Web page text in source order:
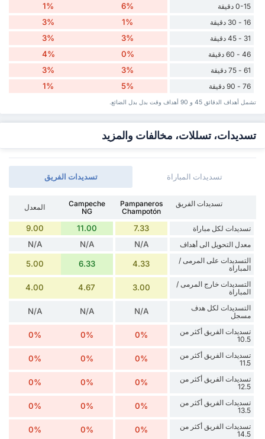
0-15 دقيقة 6%
1%
16 - 30 دقيقة 1%
3%
31 - 45 دقيقة 3%
3%
46 - 60 دقيقة 0%
4%
61 - 75 دقيقة 3%
3%
76 - 90 دقيقة 5%
1%
تشمل أهداف الدقائق 45 و 90 أهداف وقت ‏بدل ‏بدل الضائع.
تسديدات، تسللات، مخالفات والمزيد
تسديدات الفريق تسديدات المباراة
تسديدات الفريق
Pampaneros
Champotón
Campeche
NG
المعدل
تسديدات لكل مباراة 7.33
11.00
9.00
معدل التحويل الى أهداف N/A
N/A
N/A
التسديدات على المرمى /
المباراة
4.33
6.33
5.00
التسديدات خارج المرمى /
المباراة
3.00
4.67
4.00
التسديدات لكل هدف
مسجل
N/A
N/A
N/A
تسديدات الفريق أكثر من
10.5
0%
0%
0%
تسديدات الفريق أكثر من
11.5
0%
0%
0%
تسديدات الفريق أكثر من
12.5
0%
0%
0%
تسديدات الفريق أكثر من
13.5
0%
0%
0%
تسديدات الفريق أكثر من
14.5
0%
0%
0%